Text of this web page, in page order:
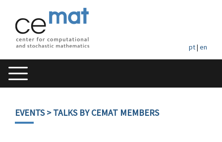
pt| en
EVENTS> TALKS BY CEMAT MEMBERS